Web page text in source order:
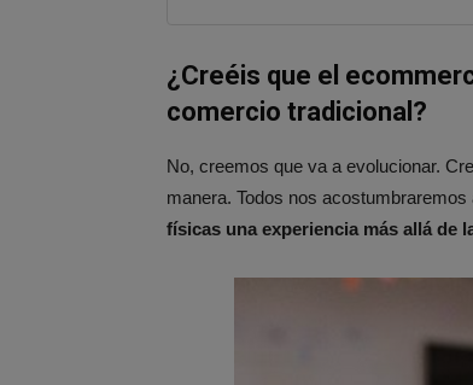
¿Creéis que el
comercio tradicional?
No, creemos que va a evolucionar.
manera. Todos nos
físicas una experiencia más allá de